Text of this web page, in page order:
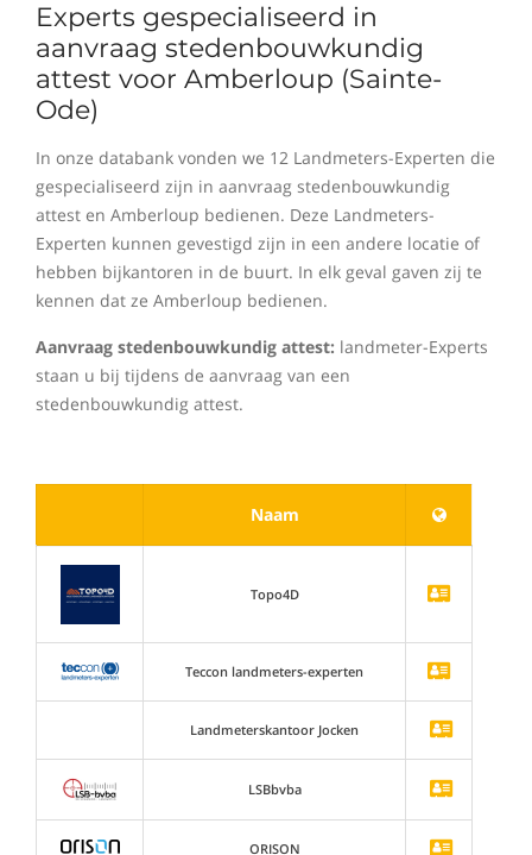
Experts gespecialiseerd in
aanvraag stedenbouwkundig
attest voor Amberloup (Sainte-
Ode)
In onze databank vonden we 12 Landmeters-Experten die
gespecialiseerd zijn in aanvraag stedenbouwkundig
attest en Amberloup bedienen. Deze Landmeters-
Experten kunnen gevestigd zijn in een andere locatie of
hebben bijkantoren in de buurt. In elk geval gaven zij te
kennen dat ze Amberloup bedienen.
Aanvraag stedenbouwkundig attest: landmeter-Experts
staan u bij tijdens de aanvraag van een
stedenbouwkundig attest.
Naam
Topo4D
Teccon landmeters-experten
Landmeterskantoor Jocken
LSBbvba
ORISON